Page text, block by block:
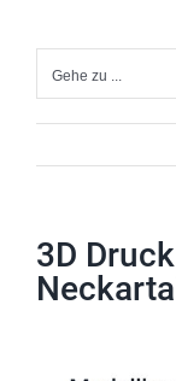
Inhalt
springenGehe zu ...
3D